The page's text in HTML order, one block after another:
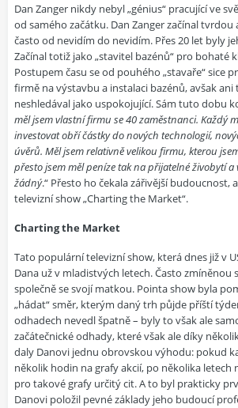
Dan Zanger nikdy nebyl „génius“ pracující ve
od samého začátku. Dan Zanger začínal
často od nevidím do nevidím. Přes 20 let byly
Začínal totiž jako „stavitel bazénů“ pro bohaté
Postupem času se od pouhého „stavaře“ sice
firmě na výstavbu a instalaci bazénů, avšak
neshledával jako uspokojující. Sám tuto dobu
měl jsem vlastní firmu se 40 zaměstnanci. Každý
investovat obří částky do nových technologií,
úvěrů. Měl jsem relativně velikou firmu, kterou
přesto jsem měl peníze tak na přijatelné živobytí a
žádný.“ Přesto ho čekala zářivější budoucnost,
televizní show „Charting the Market“.
Charting the Market
Tato populární televizní show, která dnes již v
Dana už v mladistvých letech. Často zmíněnou
společně se svojí matkou. Pointa show byla
„hádat“ směr, kterým daný trh půjde příští
odhadech nevedl špatně – byly to však ale
začátečnické odhady, které však ale díky
daly Danovi jednu obrovskou výhodu: pokud
několik hodin na grafy akcií, po několika letech
pro takové grafy určitý cit. A to byl prakticky
Danovi položil pevné základy jeho budoucí